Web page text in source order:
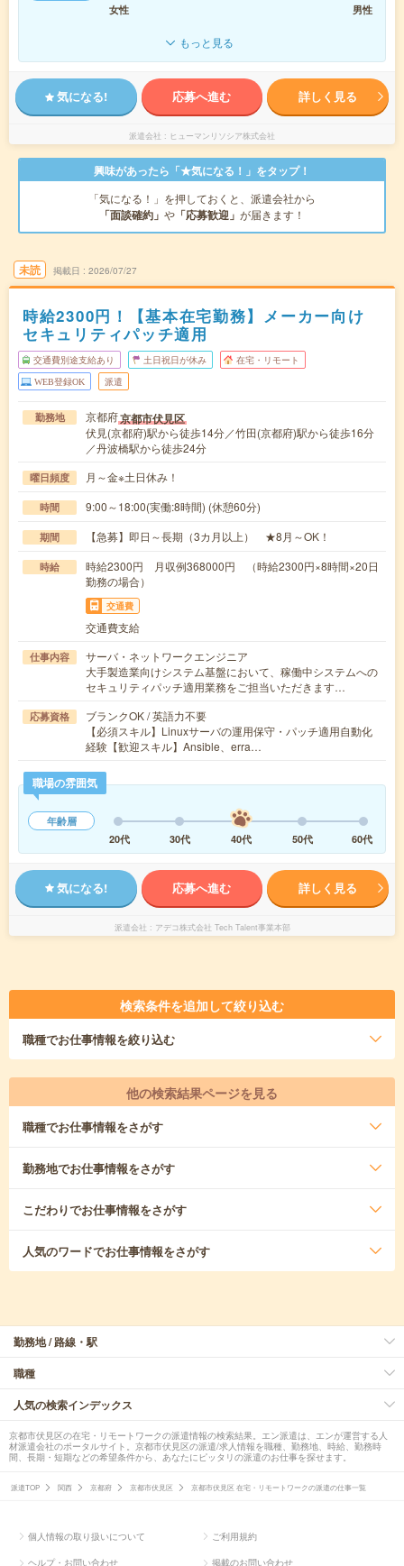
女性
男性
もっと見る
気になる! 応募へ進む 詳しく見る
派遣会社 ヒューマンリソシア株式会社
興味があったら「★気になる！」をタップ！
「気になる！」を押しておくと、派遣会社から
「面談確約」 や 「応募歓迎」 が届きます！
未読 掲載日 2026/07/27
時給2300円！【基本在宅勤務】メーカー向け
セキュリティパッチ適用
交通費別途支給あり 土日祝日が休み 在宅・リモート
WEB登録OK 派遣
勤務地 京都府京都市伏見区
伏見(京都府)駅から徒歩14分／竹田(京都府)駅から徒歩16分
／丹波橋駅から徒歩24分
曜日頻度 月～金※土日休み！
時間 9:00～18:00(実働:8時間) (休憩60分)
期間 【急募】即日～長期（3カ月以上） ★8月～OK！
時給
時給2300円 月収例368000円 （時給2300円×8時間×20日
勤務の場合）
交通費
交通費支給
仕事内容
サーバ・ネットワークエンジニア
大手製造業向けシステム基盤において、稼働中システムへの
セキュリティパッチ適用業務をご担当いただきます…
応募資格
ブランクOK / 英語力不要
【必須スキル】Linuxサーバの運用保守・パッチ適用自動化
経験【歓迎スキル】Ansible、erra…
職場の雰囲気
年齢層
20代
30代 40代 50代 60代
気になる! 応募へ進む 詳しく見る
派遣会社 アデコ株式会社 Tech Talent事業本部
検索条件を追加して絞り込む
職種でお仕事情報を絞り込む
他の検索結果ページを見る
職種でお仕事情報をさがす
勤務地でお仕事情報をさがす
こだわりでお仕事情報をさがす
人気のワードでお仕事情報をさがす
勤務地 / 路線・駅
職種
人気の検索インデックス
京都市伏見区の在宅・リモートワークの派遣情報の検索結果。エン派遣は、エンが運営する人
材派遣会社のポータルサイト。京都市伏見区の派遣/求人情報を職種、勤務地、時給、勤務時
間、長期・短期などの希望条件から、あなたにピッタリの派遣のお仕事を探せます。
派遣TOP 関西 京都府 京都市伏見区 京都市伏見区 在宅・リモートワークの派遣の仕事一覧
個人情報の取り扱いについて ご利用規約
ヘルプ・お問い合わせ 掲載のお問い合わせ